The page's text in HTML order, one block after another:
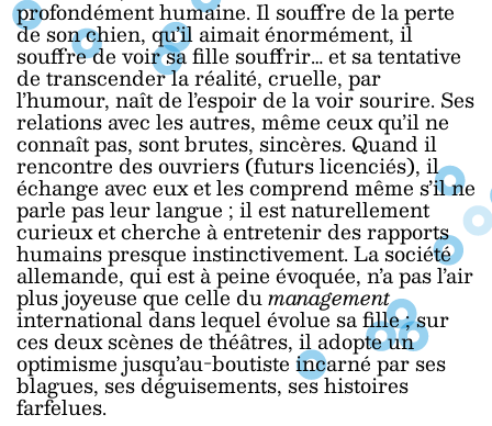
profondément humaine. Il souffre de la perte
de son chien, qu’il aimait énormément, il
souffre de voir sa fille souffrir… et sa tentative
de transcender la réalité, cruelle, par
l’humour, naît de l’espoir de la voir sourire. Ses
relations avec les autres, même ceux qu’il ne
connaît pas, sont brutes, sincères. Quand il
rencontre des ouvriers (futurs licenciés), il
échange avec eux et les comprend même s’il ne
parle pas leur langue ; il est naturellement
curieux et cherche à entretenir des rapports
humains presque instinctivement. La société
allemande, qui est à peine évoquée, n’a pas l’air
plus joyeuse que celle dumanagement
international dans lequel évolue sa fille ; sur
ces deux scènes de théâtres, il adopte un
optimisme jusqu’au-boutiste incarné par ses
blagues, ses déguisements, ses histoires
farfelues.